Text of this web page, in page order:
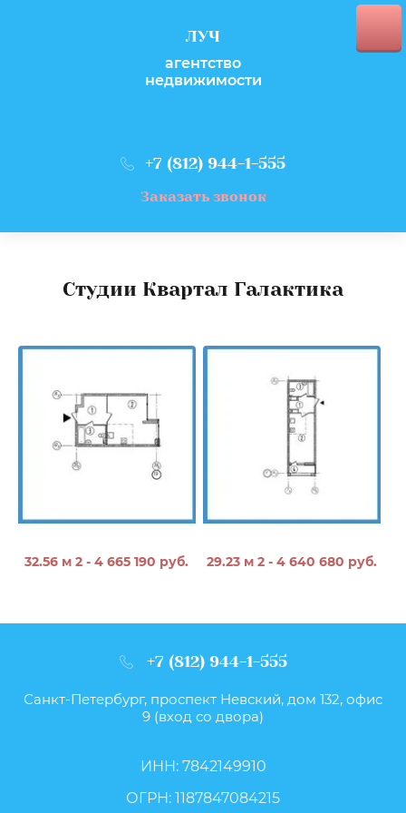
ЛУЧ
агентство
недвижимости
+7 (812) 944-1-555
Заказать звонок
Студии Квартал Галактика
32.56 м 2 - 4 665 190 руб. 29.23 м 2 - 4 640 680 руб.
+7 (812) 944-1-555
Санкт-Петербург, проспект Невский, дом 132, офис
9 (вход со двора)
ИНН: 7842149910
ОГРН: 1187847084215